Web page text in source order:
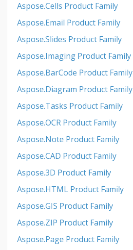
Aspose.Cells Product Family
Aspose.Email Product Family
Aspose.Slides Product Family
Aspose.Imaging Product Family
Aspose.BarCode Product Family
Aspose.Diagram Product Family
Aspose.Tasks Product Family
Aspose.OCR Product Family
Aspose.Note Product Family
Aspose.CAD Product Family
Aspose.3D Product Family
Aspose.HTML Product Family
Aspose.GIS Product Family
Aspose.ZIP Product Family
Aspose.Page Product Family